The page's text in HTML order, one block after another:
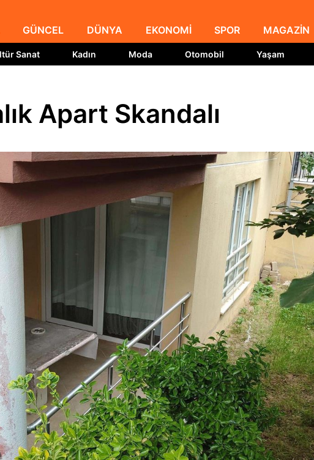
GÜNCEL DÜNYA EKONOMİ SPOR MAGAZİN
Sanat Kadın Moda Otomobil Yaşam
Apart Skandalı